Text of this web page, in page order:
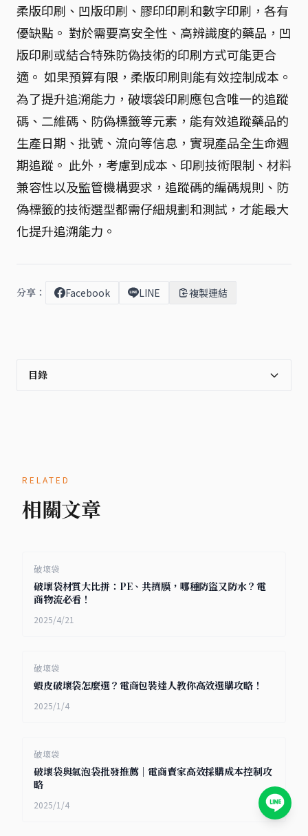
柔版印刷、凹版印刷、膠印印刷和數字印刷，各有
優缺點。 對於需要高安全性、高辨識度的藥品，凹
版印刷或結合特殊防偽技術的印刷方式可能更合
適。 如果預算有限，柔版印刷則能有效控制成本。
為了提升追溯能力，破壞袋印刷應包含唯一的追蹤
碼、二維碼、防偽標籤等元素，能有效追蹤藥品的
生產日期、批號、流向等信息，實現產品全生命週
期追蹤。 此外，考慮到成本、印刷技術限制、材料
兼容性以及監管機構要求，追蹤碼的編碼規則、防
偽標籤的技術選型都需仔細規劃和測試，才能最大
化提升追溯能力。
分享： Facebook LINE 複製連結
目錄
RELATED
相關文章
破壞袋
破壞袋材質大比拼：PE、共擠膜，哪種防盜又防水？電
商物流必看！
2025/4/21
破壞袋
蝦皮破壞袋怎麼選？電商包裝達人教你高效選購攻略！
2025/1/4
破壞袋
破壞袋與氣泡袋批發推薦｜電商賣家高效採購成本控制攻
略
2025/1/4